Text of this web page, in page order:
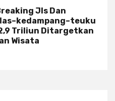
Jls Dan
Triliun Ditargetkan
Wisata